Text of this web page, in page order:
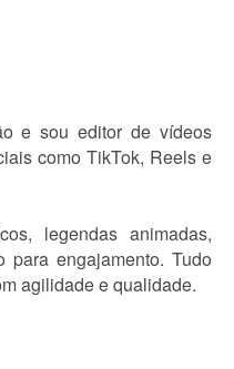
e sou editor de vídeos
como TikTok, Reels e
legendas animadas,
para engajamento. Tudo
agilidade e qualidade.